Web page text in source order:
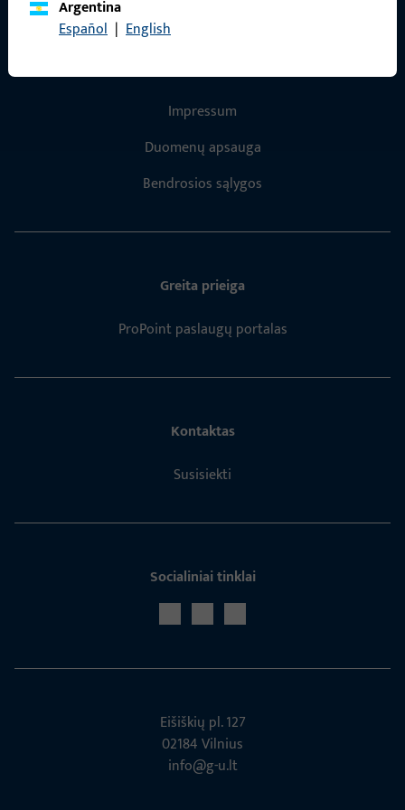
Argentina
Español | English
Impressum
Duomenų apsauga
Bendrosios sąlygos
Greita prieiga
ProPoint paslaugų portalas
Kontaktas
Susisiekti
Socialiniai tinklai
Eišiškių pl. 127
02184 Vil­nius
info@g-u.lt